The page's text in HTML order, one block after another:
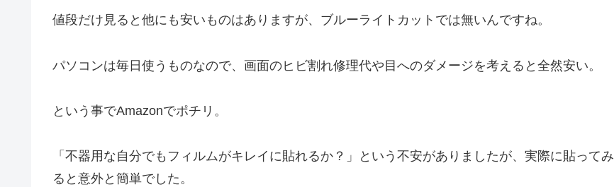
値段だけ見ると他にも安いものはありますが、ブルーライトカットでは無いんですね。
パソコンは毎日使うものなので、画面のヒビ割れ修理代や目へのダメージを考えると全然安い。
という事でAmazonでポチリ。
「不器用な自分でもフィルムがキレイに貼れるか？」という不安がありましたが、実際に貼ってみ
ると意外と簡単でした。